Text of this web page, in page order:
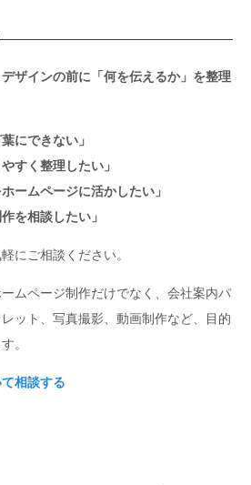
デザインの前に「何を伝えるか」を整理
にできない」
すく整理したい」
ームページに活かしたい」
を相談したい」
にご相談ください。
ムページ制作だけでなく、会社案内パ
ット、写真撮影、動画制作など、目的
。
相談する